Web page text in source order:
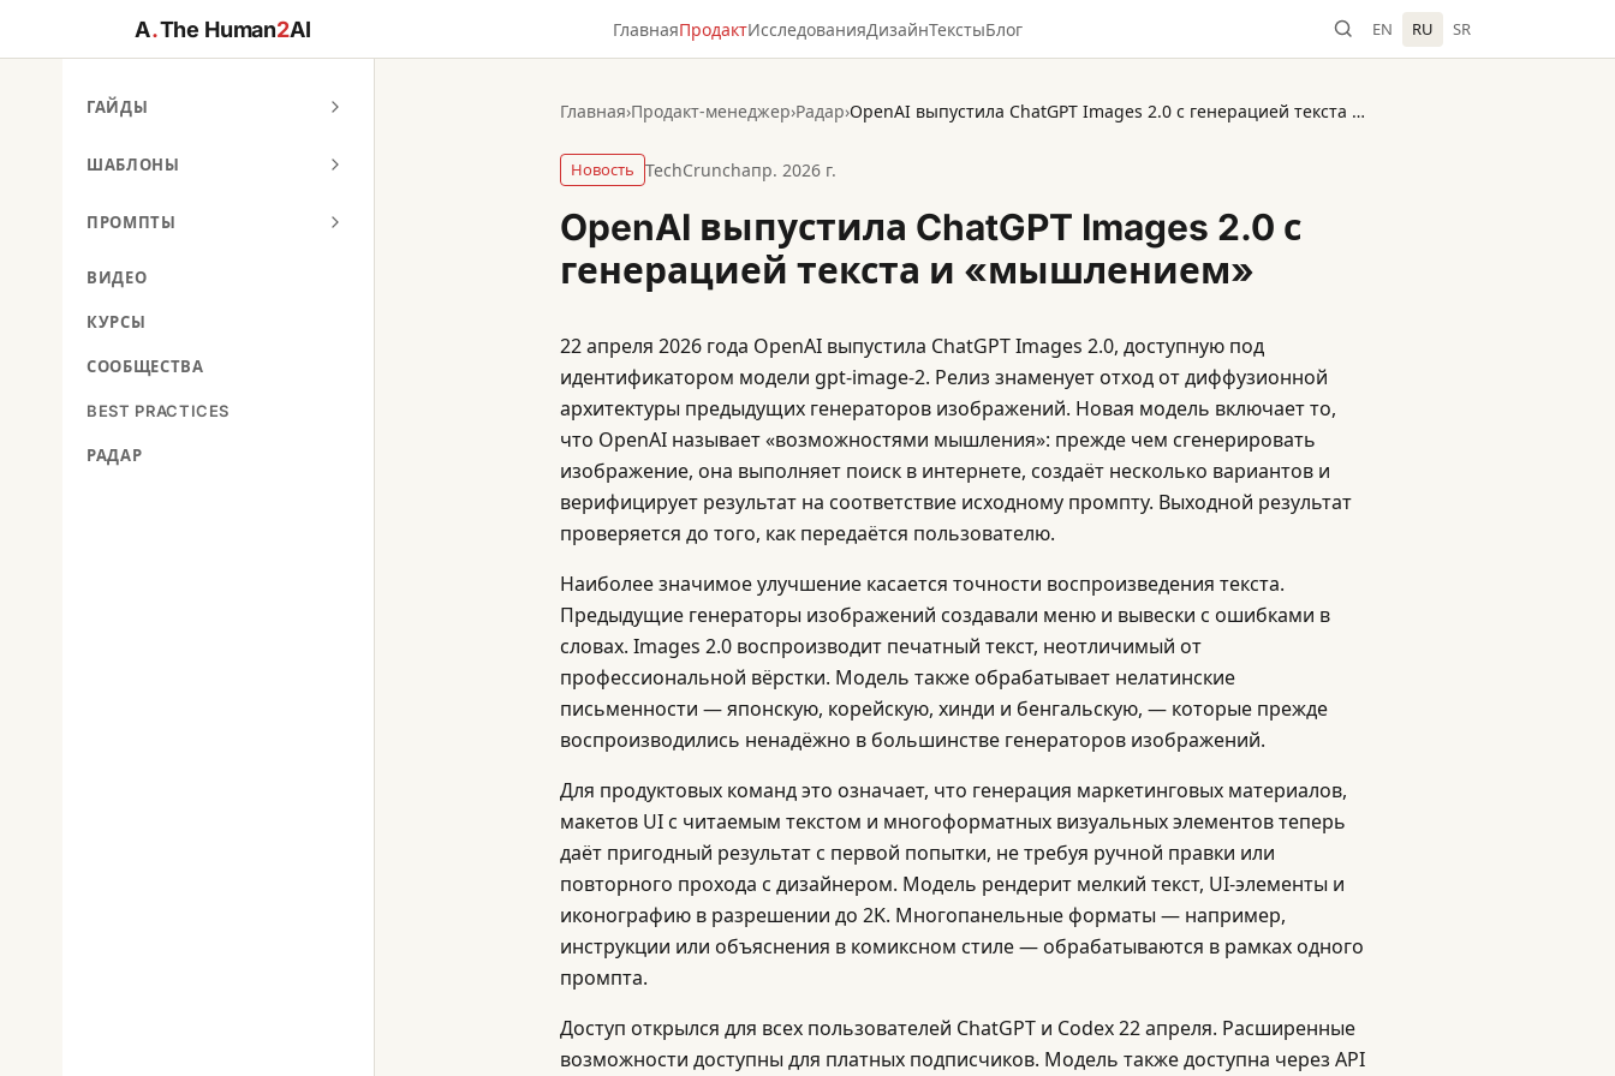
A.The Human2AI ГлавнаяПродактИсследованияДизайнТекстыБлог EN RU SR
ГАЙДЫ
ШАБЛОНЫ
ПРОМПТЫ
ВИДЕО
КУРСЫ
СООБЩЕСТВА
BEST PRACTICES
РАДАР
Главная›Продакт-менеджер›Радар› OpenAI выпустила ChatGPT Images 2.0 с генерацией текста и «мышлением»
Новость TechCrunchапр. 2026 г.
OpenAI выпустила ChatGPT Images 2.0 с
генерацией текста и «мышлением»
22 апреля 2026 года OpenAI выпустила ChatGPT Images 2.0, доступную под
идентификатором модели gpt-image-2. Релиз знаменует отход от диффузионной
архитектуры предыдущих генераторов изображений. Новая модель включает то,
что OpenAI называет «возможностями мышления»: прежде чем сгенерировать
изображение, она выполняет поиск в интернете, создаёт несколько вариантов и
верифицирует результат на соответствие исходному промпту. Выходной результат
проверяется до того, как передаётся пользователю.
Наиболее значимое улучшение касается точности воспроизведения текста.
Предыдущие генераторы изображений создавали меню и вывески с ошибками в
словах. Images 2.0 воспроизводит печатный текст, неотличимый от
профессиональной вёрстки. Модель также обрабатывает нелатинские
письменности — японскую, корейскую, хинди и бенгальскую, — которые прежде
воспроизводились ненадёжно в большинстве генераторов изображений.
Для продуктовых команд это означает, что генерация маркетинговых материалов,
макетов UI с читаемым текстом и многоформатных визуальных элементов теперь
даёт пригодный результат с первой попытки, не требуя ручной правки или
повторного прохода с дизайнером. Модель рендерит мелкий текст, UI-элементы и
иконографию в разрешении до 2K. Многопанельные форматы — например,
инструкции или объяснения в комиксном стиле — обрабатываются в рамках одного
промпта.
Доступ открылся для всех пользователей ChatGPT и Codex 22 апреля. Расширенные
возможности доступны для платных подписчиков. Модель также доступна через API